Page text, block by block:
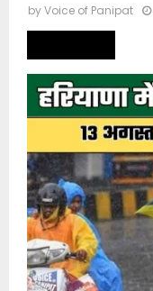
byVoice of Panipat